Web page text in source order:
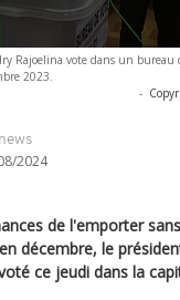
Rajoelina vote dans un bureau
2023.
-
2024
de l'emporter
décembre, le
ce jeudi dans la